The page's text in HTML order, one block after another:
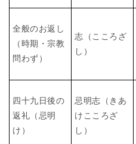
全般のお返し
（時期・宗教
問わず）
志（こころざ
し）
四十九日後の
返礼（忌明
け）
忌明志（きあ
けこころざ
し）